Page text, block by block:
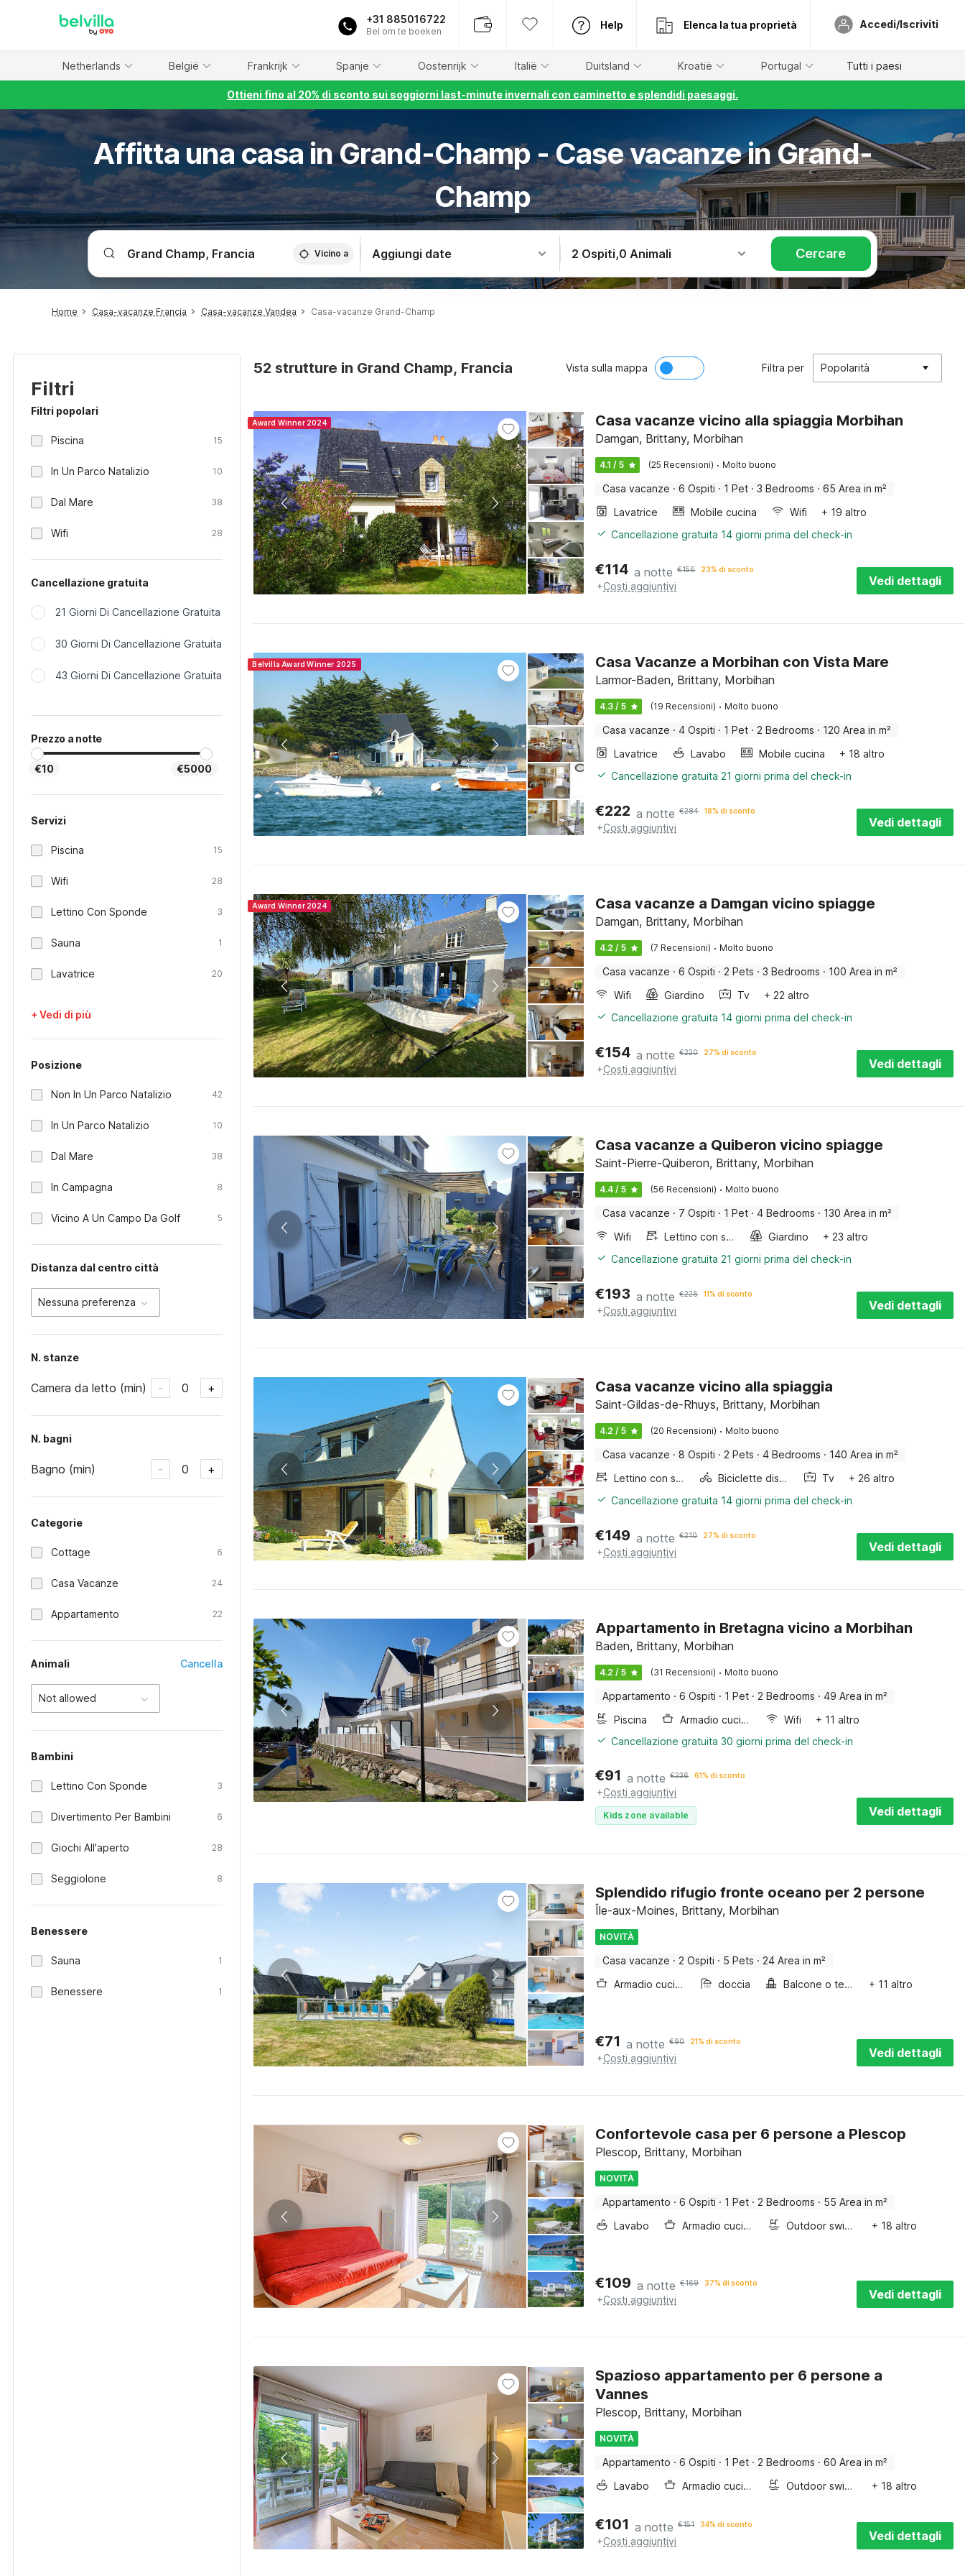
+31 885016722
Bel om te boeken
Help Elenca la tua proprietà Accedi/Iscriviti
Netherlands België Frankrijk Spanje Oostenrijk Italië Duitsland Kroatië Portugal Tutti i paesi
Ottieni fino al 20% di sconto sui soggiorni last-minute invernali con caminetto e splendidi paesaggi.
Affitta una casa in Grand-Champ - Case vacanze in Grand-
Champ
Vicino a Aggiungi date 2 Ospiti,0 Animali Cercare
Home Casa-vacanze Francia Casa-vacanze Vandea Casa-vacanze Grand-Champ
Filtri
Filtri popolari
Piscina 15
In Un Parco Natalizio 10
Dal Mare 38
Wifi 28
Cancellazione gratuita
21 Giorni Di Cancellazione Gratuita
30 Giorni Di Cancellazione Gratuita
43 Giorni Di Cancellazione Gratuita
Prezzo a notte
€10 €5000
Servizi
Piscina 15
Wifi 28
Lettino Con Sponde 3
Sauna 1
Lavatrice 20
+ Vedi di più
Posizione
Non In Un Parco Natalizio 42
In Un Parco Natalizio 10
Dal Mare 38
In Campagna 8
Vicino A Un Campo Da Golf 5
Distanza dal centro città
Nessuna preferenza
N. stanze
Camera da letto (min) - 0 +
N. bagni
Bagno (min) - 0 +
Categorie
Cottage 6
Casa Vacanze 24
Appartamento 22
Animali Cancella
Not allowed
Bambini
Lettino Con Sponde 3
Divertimento Per Bambini 6
Giochi All'aperto 28
Seggiolone 8
Benessere
Sauna 1
Benessere 1
52 strutture in Grand Champ, Francia Vista sulla mappa Filtra per Popolarità
Award Winner 2024 Casa vacanze vicino alla spiaggia Morbihan
Damgan, Brittany, Morbihan
4.1 / 5 (25 Recensioni) · Molto buono
Casa vacanze · 6 Ospiti · 1 Pet · 3 Bedrooms · 65 Area in m²
Lavatrice
Mobile cucina Wifi
+ 19 altro
Cancellazione gratuita 14 giorni prima del check-in
€114 a notte €156 23% di sconto
+Costi aggiuntivi Vedi dettagli
Belvilla Award Winner 2025 Casa Vacanze a Morbihan con Vista Mare
Larmor-Baden, Brittany, Morbihan
4.3 / 5 (19 Recensioni) · Molto buono
Casa vacanze · 4 Ospiti · 1 Pet · 2 Bedrooms · 120 Area in m²
Lavatrice
Lavabo Mobile cucina
+ 18 altro
Cancellazione gratuita 21 giorni prima del check-in
€222 a notte €284 18% di sconto
+Costi aggiuntivi Vedi dettagli
Award Winner 2024 Casa vacanze a Damgan vicino spiagge
Damgan, Brittany, Morbihan
4.2 / 5 (7 Recensioni) · Molto buono
Casa vacanze · 6 Ospiti · 2 Pets · 3 Bedrooms · 100 Area in m²
Wifi
Giardino Tv
+ 22 altro
Cancellazione gratuita 14 giorni prima del check-in
€154 a notte €220 27% di sconto
+Costi aggiuntivi Vedi dettagli
Casa vacanze a Quiberon vicino spiagge
Saint-Pierre-Quiberon, Brittany, Morbihan
4.4 / 5 (56 Recensioni) · Molto buono
Casa vacanze · 7 Ospiti · 1 Pet · 4 Bedrooms · 130 Area in m²
Wifi
Lettino con sponde Giardino
+ 23 altro
Cancellazione gratuita 21 giorni prima del check-in
€193 a notte €226 11% di sconto
+Costi aggiuntivi Vedi dettagli
Casa vacanze vicino alla spiaggia
Saint-Gildas-de-Rhuys, Brittany, Morbihan
4.2 / 5 (20 Recensioni) · Molto buono
Casa vacanze · 8 Ospiti · 2 Pets · 4 Bedrooms · 140 Area in m²
Lettino con sponde
Biciclette disponibili Tv
+ 26 altro
Cancellazione gratuita 14 giorni prima del check-in
€149 a notte €210 27% di sconto
+Costi aggiuntivi Vedi dettagli
Appartamento in Bretagna vicino a Morbihan
Baden, Brittany, Morbihan
4.2 / 5 (31 Recensioni) · Molto buono
Appartamento · 6 Ospiti · 1 Pet · 2 Bedrooms · 49 Area in m²
Piscina
Armadio cucina Wifi
+ 11 altro
Cancellazione gratuita 30 giorni prima del check-in
€91 a notte €236 61% di sconto
+Costi aggiuntivi
Kids zone available Vedi dettagli
Splendido rifugio fronte oceano per 2 persone
Île-aux-Moines, Brittany, Morbihan
NOVITÀ
Casa vacanze · 2 Ospiti · 5 Pets · 24 Area in m²
Armadio cucina
doccia Balcone o terrazza + 11 altro
€71 a notte €90 21% di sconto
+Costi aggiuntivi Vedi dettagli
Confortevole casa per 6 persone a Plescop
Plescop, Brittany, Morbihan
NOVITÀ
Appartamento · 6 Ospiti · 1 Pet · 2 Bedrooms · 55 Area in m²
Lavabo
Armadio cucina Outdoor swimming pool + 18 altro
€109 a notte €169 37% di sconto
+Costi aggiuntivi Vedi dettagli
Spazioso appartamento per 6 persone a
Vannes
Plescop, Brittany, Morbihan
NOVITÀ
Appartamento · 6 Ospiti · 1 Pet · 2 Bedrooms · 60 Area in m²
Lavabo
Armadio cucina Outdoor swimming pool + 18 altro
€101 a notte €151 34% di sconto
+Costi aggiuntivi Vedi dettagli